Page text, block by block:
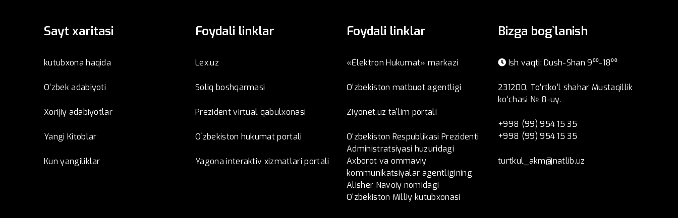
Sayt xaritasi
kutubxona haqida
O'zbek adabiyoti
Xorijiy adabiyotlar
Yangi Kitoblar
Kun yangiliklar
Foydali linklar
Lex.uz
Soliq boshqarmasi
Prezident virtual qabulxonasi
O`zbekiston hukumat portali
Yagona interaktiv xizmatlari portali
Foydali linklar
«Elektron Hukumat» markazi
O’zbеkistоn mаtbuоt аgеntligi
Ziyonet.uz ta'lim portali
O‘zbekiston Respublikasi Prezidenti
Administratsiyasi huzuridagi
Axborot va ommaviy
kommunikatsiyalar agentligining
Alisher Navoiy nomidagi
O‘zbekiston Milliy kutubxonasi
Bizga bog`lanish
Ish vaqti: Dush-Shan 9⁰⁰-18⁰⁰
231200, To’rtko’l shahar Mustaqillik
ko‘chasi № 8-uy.
+998 (99) 954 15 35
+998 (99) 954 15 35
turtkul_akm@natlib.uz